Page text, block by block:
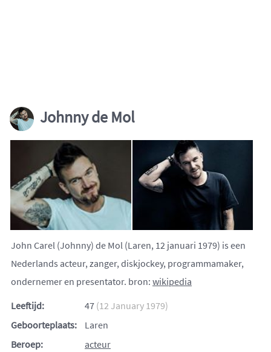
Johnny de Mol
John Carel (Johnny) de Mol (Laren, 12 januari 1979) is een
Nederlands acteur, zanger, diskjockey, programmamaker,
ondernemer en presentator. bron: wikipedia
Leeftijd:
47 (12 January 1979)
Geboorteplaats:
Laren
Beroep:
acteur